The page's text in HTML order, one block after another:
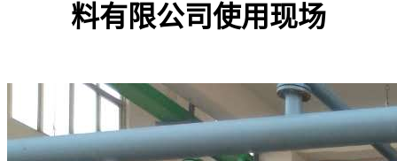
料有限公司使用现场